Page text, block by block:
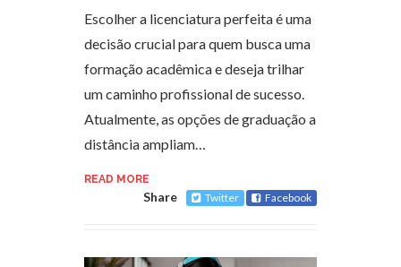
Escolher a licenciatura perfeita é uma
decisão crucial para quem busca uma
formação acadêmica e deseja trilhar
um caminho profissional de sucesso.
Atualmente, as opções de graduação a
distância ampliam…
READ MORE
Share Twitter Facebook